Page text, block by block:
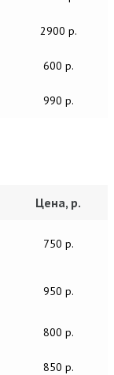
2900 р.
600 р.
990 р.
Цена, р.
750 р.
950 р.
800 р.
850 р.